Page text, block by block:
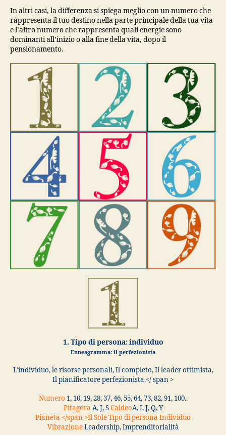
In altri casi, la differenza si spiega meglio con un numero che
rappresenta il tuo destino nella parte principale della tua vita
e l’altro numero che rappresenta quali energie sono
dominanti all’inizio o alla fine della vita, dopo il
pensionamento.
1. Tipo di persona: individuo
Enneagramma: il perfezionista
L’individuo, le risorse personali, Il completo, Il leader ottimista,
Il pianificatore perfezionista.</ span >
Numero 1, 10, 19, 28, 37, 46, 55, 64, 73, 82, 91, 100..
Pitagora A, J, SCaldeoA, I, J, Q, Y
Pianeta </span >Il SoleTipo di persona Individuo
VibrazioneLeadership, Imprenditorialità